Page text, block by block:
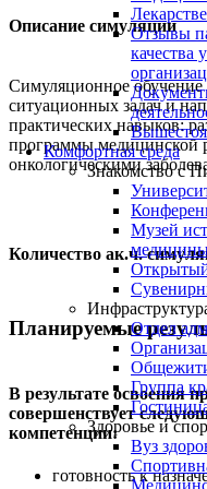
Отзывы
качества
Комфортная среда
Знакомство с
Музей
Отдел
Группа
Здоровье и
Вуз
Описание симуляции
Симуляционное
ситуационных задач и
практических навыков:
программы медицинской
онкологическими
Количество ак.ч.
Планируемые
В результате освоения
совершенствует
компетенции:
готовность к